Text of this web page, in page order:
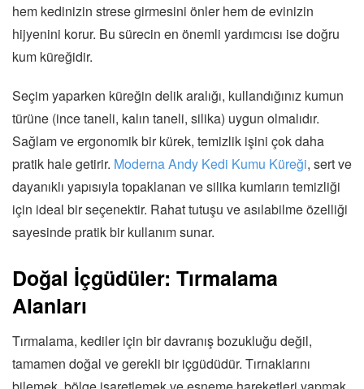
hem kedinizin strese girmesini önler hem de evinizin
hijyenini korur. Bu sürecin en önemli yardımcısı ise doğru
kum küreğidir.
Seçim yaparken küreğin delik aralığı, kullandığınız kumun
türüne (ince taneli, kalın taneli, silika) uygun olmalıdır.
Sağlam ve ergonomik bir kürek, temizlik işini çok daha
pratik hale getirir. Moderna Andy Kedi Kumu Küreği, sert ve
dayanıklı yapısıyla topaklanan ve silika kumların temizliği
için ideal bir seçenektir. Rahat tutuşu ve asılabilme özelliği
sayesinde pratik bir kullanım sunar.
Doğal İçgüdüler: Tırmalama
Alanları
Tırmalama, kediler için bir davranış bozukluğu değil,
tamamen doğal ve gerekli bir içgüdüdür. Tırnaklarını